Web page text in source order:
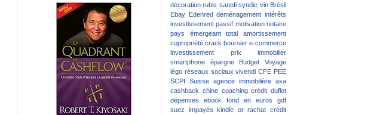
décoration rubis sanofi syndic vin Brésil
Ebay Edenred déménagement intérêts
investissement passif motivation notaire
pays émergeant
total
amortissement
copropriété crack boursier e-commerce
investissement
prix immobilier
smartphone
épargne Budget
Voyage
légo réseaux sociaux vivendi CFE PEE
SCPI
Suisse agence immobilière axa
cashback chine coaching crédit duflot
dépenses
ebook fond en euros
gdf
suez
impayés kindle or rachat crédit